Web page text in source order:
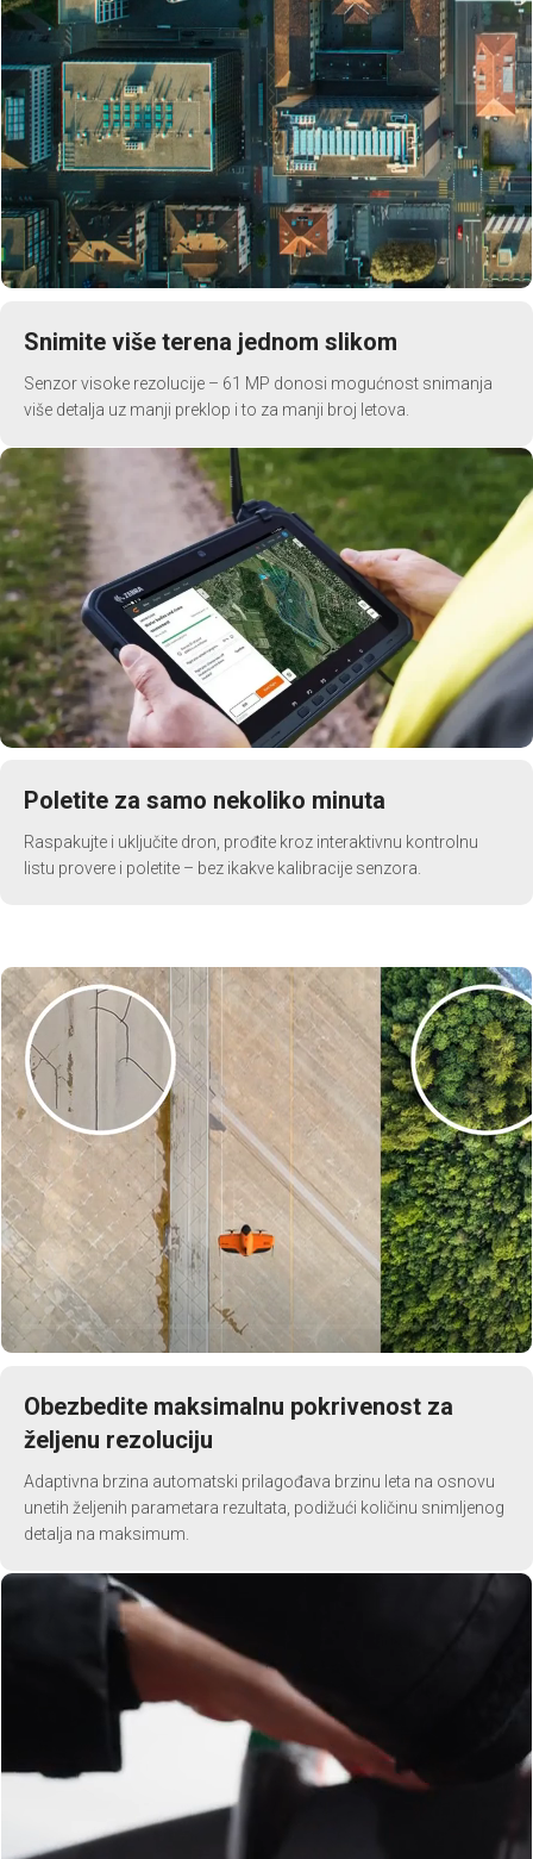
Snimite više terena jednom slikom
Senzor visoke rezolucije – 61 MP donosi mogućnost snimanja
više detalja uz manji preklop i to za manji broj letova.
Poletite za samo nekoliko minuta
Raspakujte i uključite dron, prođite kroz interaktivnu kontrolnu
listu provere i poletite – bez ikakve kalibracije senzora.
Obezbedite maksimalnu pokrivenost za
željenu rezoluciju
Adaptivna brzina automatski prilagođava brzinu leta na osnovu
unetih željenih parametara rezultata, podižući količinu snimljenog
detalja na maksimum.